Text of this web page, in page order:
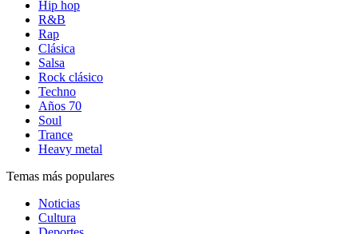
Hip hop
R&B
Rap
Clásica
Salsa
Rock clásico
Techno
Años 70
Soul
Trance
Heavy metal
Temas más populares
Noticias
Cultura